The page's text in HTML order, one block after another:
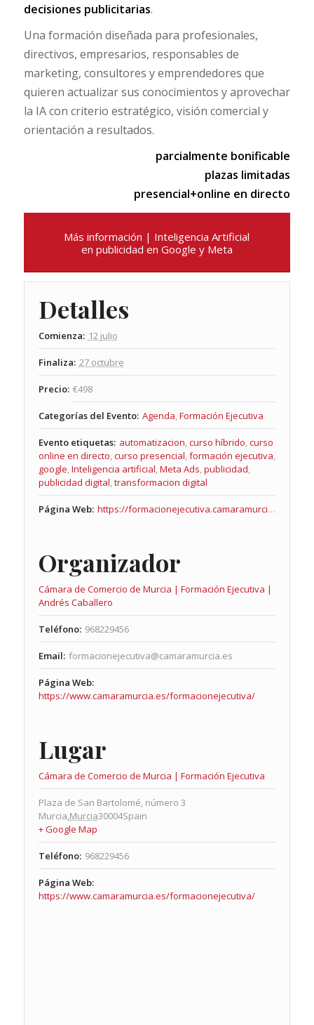
decisiones publicitarias.
Una formación diseñada para profesionales,
directivos, empresarios, responsables de
marketing, consultores y emprendedores que
quieren actualizar sus conocimientos y aprovechar
la IA con criterio estratégico, visión comercial y
orientación a resultados.
parcialmente bonificable
plazas limitadas
presencial+online en directo
Más información | Inteligencia Artificial
en publicidad en Google y Meta
Detalles
Comienza: 12 julio
Finaliza: 27 octubre
Precio: €498
Categorías del Evento: Agenda,Formación Ejecutiva
Evento etiquetas: automatizacion,curso híbrido,curso
online en directo,curso presencial,formación ejecutiva,
google,Inteligencia artificial,Meta Ads,publicidad,
publicidad digital,transformacion digital
Página Web: https://formacionejecutiva.camaramurcia.es/cursos/curso-inteligencia-artificial-publicidad-rrss-google-meta/
Organizador
Cámara de Comercio de Murcia | Formación Ejecutiva |
Andrés Caballero
Teléfono: 968229456
Email: formacionejecutiva@camaramurcia.es
Página Web:
https://www.camaramurcia.es/formacionejecutiva/
Lugar
Cámara de Comercio de Murcia | Formación Ejecutiva
Plaza de San Bartolomé, número 3
Murcia,Murcia30004Spain
+ Google Map
Teléfono: 968229456
Página Web:
https://www.camaramurcia.es/formacionejecutiva/